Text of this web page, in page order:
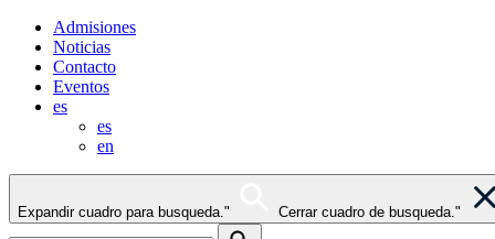
Admisiones
Noticias
Contacto
Eventos
es
es
en
Expandir cuadro para busqueda." Cerrar cuadro de busqueda."